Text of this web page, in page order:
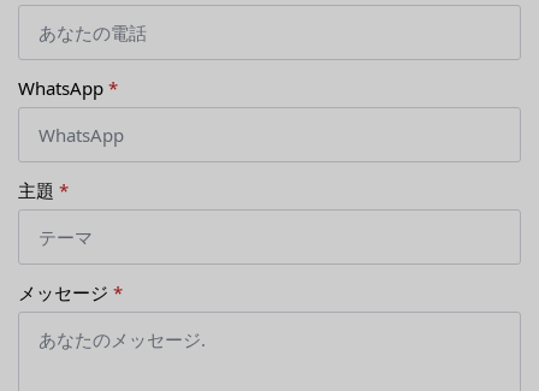
WhatsApp *
主題 *
メッセージ *